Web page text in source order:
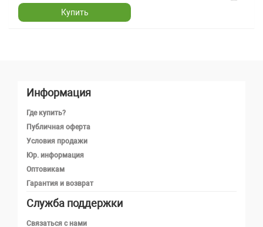
Купить
Информация
Где купить?
Публичная оферта
Условия продажи
Юр. информация
Оптовикам
Гарантия и возврат
Служба поддержки
Связаться с нами